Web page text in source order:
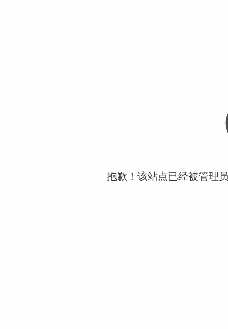
抱歉！该站点已经被管理